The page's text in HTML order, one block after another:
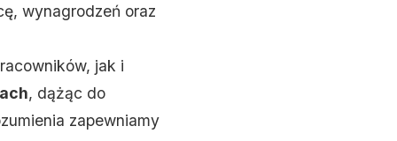
wynagrodzeń oraz
jak i
, dążąc do
zapewniamy